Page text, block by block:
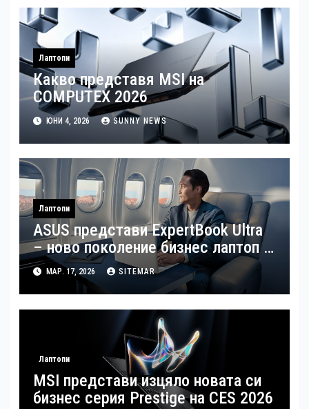
Лаптопи
Какво представя MSI на
COMPUTEX 2026
ЮНИ 4, 2026 SUNNY NEWS
Лаптопи
ASUS представи ExpertBook Ultra
– ново поколение бизнес лаптоп с
изкуствен интелект
МАР. 17, 2026 SITEMAR
Лаптопи
MSI представи изцяло новата си
бизнес серия Prestige на CES 2026